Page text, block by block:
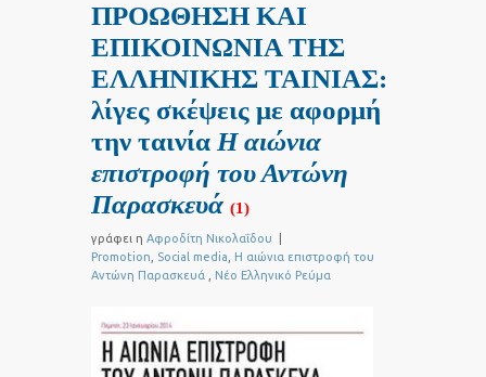
ΠΡΟΩΘΗΣΗ ΚΑΙ
ΕΠΙΚΟΙΝΩΝΙΑ ΤΗΣ
ΕΛΛΗΝΙΚΗΣ ΤΑΙΝΙΑΣ:
λίγες σκέψεις με αφορμή
την ταινία Η αιώνια
επιστροφή του Αντώνη
Παρασκευά (1)
γράφει η Αφροδίτη Νικολαΐδου
Promotion
Social media
Η αιώνια επιστροφή του
Αντώνη Παρασκευά
Νέο Ελληνικό Ρεύμα